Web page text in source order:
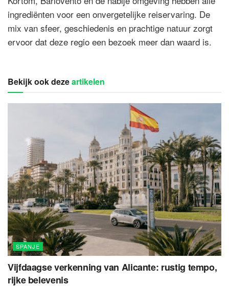
ingrediënten voor een onvergetelijke reiservaring. De
mix van sfeer, geschiedenis en prachtige natuur zorgt
ervoor dat deze regio een bezoek meer dan waard is.
Bekijk ook dezeartikelen
SPANJE
Vijfdaagse verkenning van Alicante: rustig tempo,
rijke belevenis